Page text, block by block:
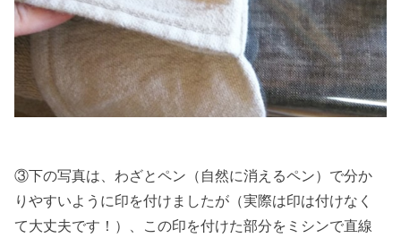
③下の写真は、わざとペン（自然に消えるペン）で分か
りやすいように印を付けましたが（実際は印は付けなく
て大丈夫です！）、この印を付けた部分をミシンで直線